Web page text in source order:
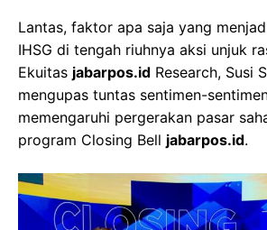
Lantas, faktor apa saja yang
IHSG di tengah riuhnya aksi unjuk
Ekuitas jabarpos.id Research, Susi
mengupas tuntas sentimen-
memengaruhi pergerakan pasar
program Closing Bell jabarpos.id.